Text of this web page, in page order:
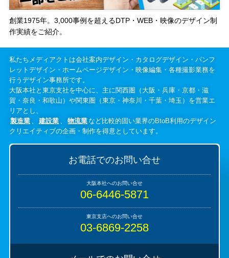
創業1975年。3,000事例を超えるDTP・WEB・映像のデザイン制
作実績をご紹介。
私たちメディアクトは会社案内デザイン・カタログデザイン・パンフ
レットデザイン・ホームページデザイン・映像編集・各種撮影業務を
行うデザイン事務所です。
大阪本社と東京支社を中心に、主に関西圏（大阪・兵庫・京都・滋
賀・奈良・和歌山）や関東圏（東京・神奈川・千葉・埼玉）を営業エ
リアとし、
製造業
建設業 物流業など比較的固い業界のBtoB利用のデザイン
クリエイティブの企画・制作を得意としています。
お電話でのお問い合せ
06-6446-5871
03-6869-2258